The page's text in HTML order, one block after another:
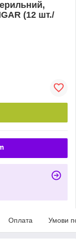
(12 шт./
Оплата Умови